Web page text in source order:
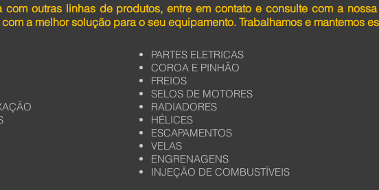
com outras linhas de produtos, entre em contato e consulte com a
a melhor solução para o seu equipamento. Trabalhamos e mantemos
PARTES ELETRICAS
COROA E PINHÃO
FREIOS
SELOS DE MOTORES
RADIADORES
HÉLICES
ESCAPAMENTOS
VELAS
ENGRENAGENS
INJEÇÃO DE COMBUSTÍVEIS